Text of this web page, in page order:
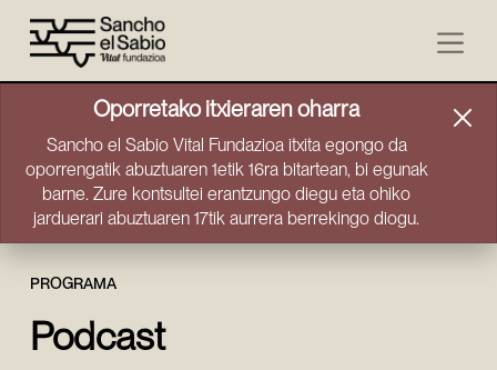
Joan zuzenean edukira
Oporretako itxieraren oharra
Sancho el Sabio Vital Fundazioa itxita egongo da
oporrengatik abuztuaren 1etik 16ra bitartean, bi egunak
barne. Zure kontsultei erantzungo diegu eta ohiko
jarduerari abuztuaren 17tik aurrera berrekingo diogu.
PROGRAMA
Podcast